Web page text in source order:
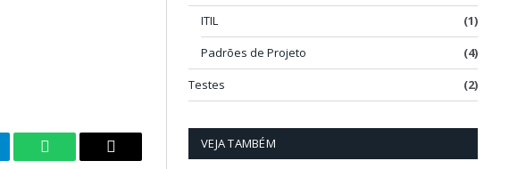
WhatsAppCopy
ITIL
(1)
Padrões de Projeto
(4)
Testes
(2)
VEJA TAMBÉM